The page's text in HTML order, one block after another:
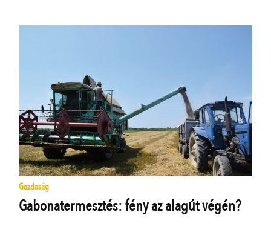
Gazdaság
Gabonatermesztés: fény az alagút végén?